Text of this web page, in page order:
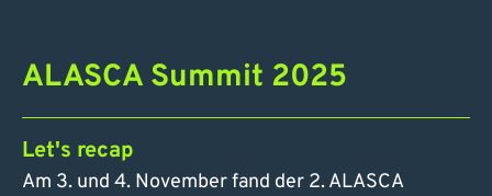
ALASCA Summit 2025
Let's recap
Am 3. und 4. November fand der 2. ALASCA